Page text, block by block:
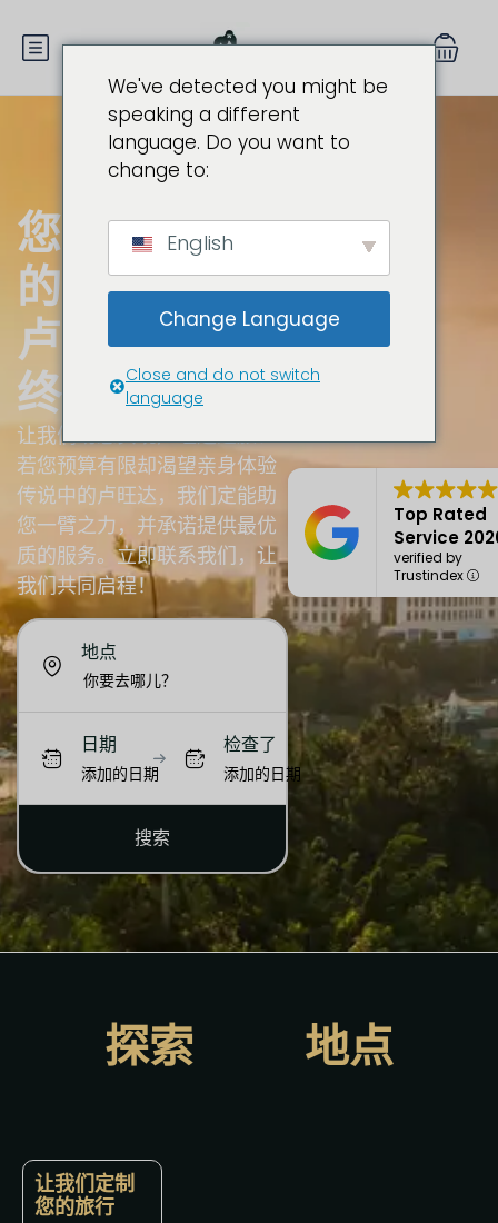
您梦寐以求
的
卢旺达之旅
终于来了
让我们助您实现卢旺达之旅！
若您预算有限却渴望亲身体验
传说中的卢旺达，我们定能助
您一臂之力，并承诺提供最优
质的服务。立即联系我们，让
我们共同启程！
地点
日期
添加的日期
检查了
添加的日期
搜索
Top Rated
Service
verified by
Trustindex
探索 难忘
地点
让我们定制
您的旅行
We've detected you might be
speaking a different
language. Do you want to
change to:
English
Change Language
Close and do not switch
language